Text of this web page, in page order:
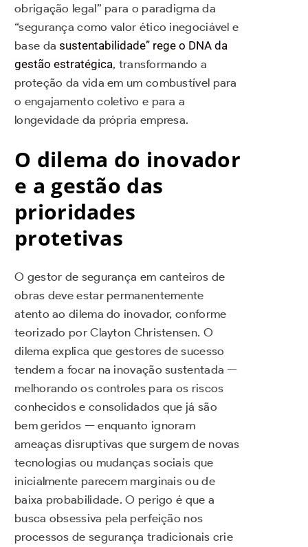
obrigação legal” para o paradigma da
“segurança como valor ético inegociável e
base dasustentabilidade” rege o DNA da
gestão estratégica, transformando a
proteção da vida em um combustível para
o engajamento coletivo e para a
longevidade da própria empresa.
O dilema do inovador
e a gestão das
prioridades
protetivas
O gestor de segurança em canteiros de
obras deve estar permanentemente
atento ao dilema do inovador, conforme
teorizado por Clayton Christensen. O
dilema explica que gestores de sucesso
tendem a focar na inovação sustentada —
melhorando os controles para os riscos
conhecidos e consolidados que já são
bem geridos — enquanto ignoram
ameaças disruptivas que surgem de novas
tecnologias ou mudanças sociais que
inicialmente parecem marginais ou de
baixa probabilidade. O perigo é que a
busca obsessiva pela perfeição nos
processos de segurança tradicionais crie